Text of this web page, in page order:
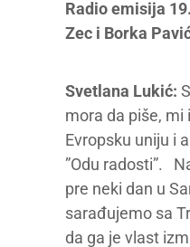
Radio emisija
Zec i Borka
Svetlana Lukić:
mora da piše,
Evropsku uniju i
”Odu radosti”.
pre neki dan u
sarađujemo sa
da ga je vlast